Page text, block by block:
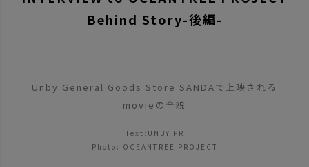
Behind Story-後編-
Unby General Goods Store SANDAで上映される
movieの全貌
Text:UNBY PR
Photo: OCEANTREE PROJECT